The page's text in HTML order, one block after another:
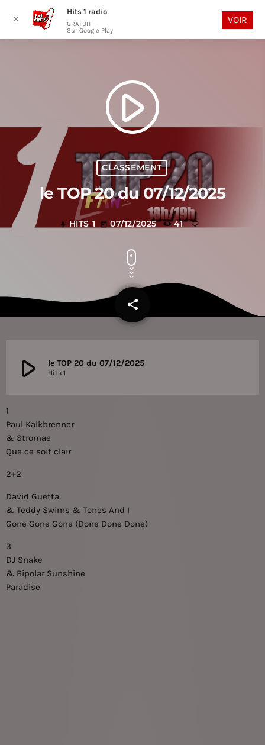
play_arrow
play_arrow
CLASSEMENT
le TOP 20 du 07/12/2025
mic HITS 1 today 07/12/2025 41
share
email
play_arrow le TOP 20 du 07/12/2025
Hits 1
1
Paul Kalkbrenner
& Stromae
Que ce soit clair
2+2
David Guetta
& Teddy Swims & Tones And I
Gone Gone Gone (Done Done Done)
3
DJ Snake
& Bipolar Sunshine
Paradise
✕
Hits 1 radio
GRATUIT
Sur Google Play
VOIR